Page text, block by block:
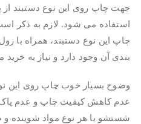
جهت چاپ روی این نوع دستبند از
استفاده می شود. لازم به ذکر
چاپ این نوع دستبند، همراه با
بندی آن وجود دارد و نیاز به
وضوح بسیار خوب چاپ روی این
عدم کاهش کیفیت چاپ و عدم
شستشو با هر نوع مواد شوینده